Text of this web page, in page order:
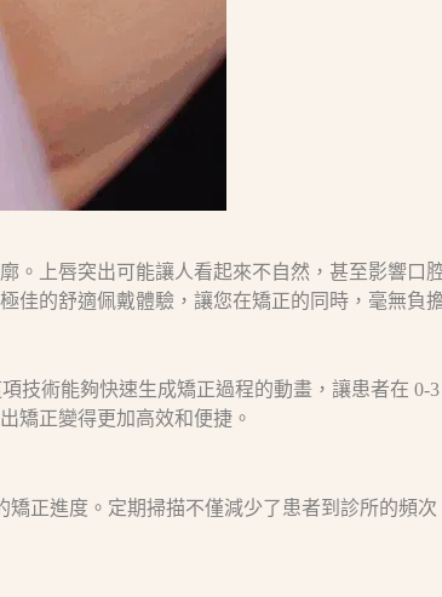
上唇突出可能讓人看起來不自然，甚至影響口
佳的舒適佩戴體驗，讓您在矯正的同時，毫無負
技術能夠快速生成矯正過程的動畫，讓患者在
矯正變得更加高效和便捷。
正進度。定期掃描不僅減少了患者到診所的頻